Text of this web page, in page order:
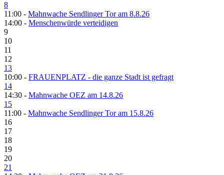
8
11:00 - Mahnwache Sendlinger Tor am 8.8.26
14:00 - Menschenwürde verteidigen
9
10
11
12
13
10:00 - FRAUENPLATZ - die ganze Stadt ist gefragt
14
14:30 - Mahnwache OEZ am 14.8.26
15
11:00 - Mahnwache Sendlinger Tor am 15.8.26
16
17
18
19
20
21